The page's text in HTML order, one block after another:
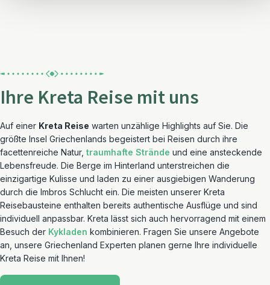
Ihre Kreta Reise mit uns
Auf einer Kreta Reise warten unzählige Highlights auf Sie. Die
größte Insel Griechenlands begeistert bei Reisen durch ihre
facettenreiche Natur, traumhafte Strände und eine ansteckende
Lebensfreude. Die Berge im Hinterland unterstreichen die
einzigartige Kulisse und laden zu einer ausgiebigen Wanderung
durch die Imbros Schlucht ein. Die meisten unserer Kreta
Reisebausteine enthalten bereits authentische Ausflüge und sind
individuell anpassbar. Kreta lässt sich auch hervorragend mit einem
Besuch der Kykladen kombinieren. Fragen Sie unsere Angebote
an, unsere Griechenland Experten planen gerne Ihre individuelle
Kreta Reise mit Ihnen!